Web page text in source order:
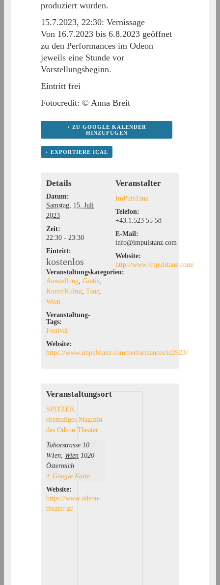
produziert wurden.
15.7.2023, 22:30: Vernissage
Von 16.7.2023 bis 6.8.2023 geöffnet
zu den Performances im Odeon
jeweils eine Stunde vor
Vorstellungsbeginn.
Eintritt frei
Fotocredit: © Anna Breit
+ ZU GOOGLE KALENDER
HINZUFÜGEN
+ EXPORTIERE ICAL
Details
Datum:
Samstag, 15. Juli
2023
Zeit:
22:30 - 23:30
Eintritt:
kostenlos
Veranstaltungskategorien:
Ausstellung,Gratis,
Kunst/Kultur,Tanz,
Wien
Veranstaltung-
Tags:
Festival
Website:
https://www.impulstanz.com/performances/id2923/
Veranstalter
ImPulsTanz
Telefon:
+43.1.523 55 58
E-Mail:
info@impulstanz.com
Website:
http://www.impulstanz.com/
Veranstaltungsort
SPITZER,
ehemaliges Magazin
des Odeon Theater
Taborstrasse 10
WIen Wien 1020
Österreich
+ Google Karte
Website:
https://www.odeon-
theater.at/